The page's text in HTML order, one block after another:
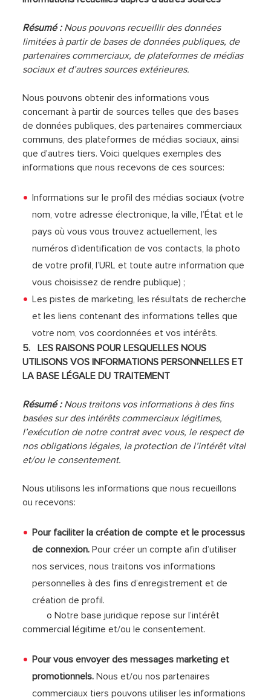
Résumé :Nous pouvons recueillir des données
limitées à partir de bases de données publiques, de
partenaires commerciaux, de plateformes de médias
sociaux et d’autres sources extérieures.
Nous pouvons obtenir des informations vous
concernant à partir de sources telles que des bases
de données publiques, des partenaires commerciaux
communs, des plateformes de médias sociaux, ainsi
que d'autres tiers. Voici quelques exemples des
informations que nous recevons de ces sources:
Informations sur le profil des médias sociaux (votre
nom, votre adresse électronique, la ville, l’État et le
pays où vous vous trouvez actuellement, les
numéros d’identification de vos contacts, la photo
de votre profil, l’URL et toute autre information que
vous choisissez de rendre publique) ;
Les pistes de marketing, les résultats de recherche
et les liens contenant des informations telles que
votre nom, vos coordonnées et vos intérêts.
5. LES RAISONS POUR LESQUELLES NOUS
UTILISONS VOS INFORMATIONS PERSONNELLES ET
LA BASE LÉGALE DU TRAITEMENT
Résumé :Nous traitons vos informations à des fins
basées sur des intérêts commerciaux légitimes,
l’exécution de notre contrat avec vous, le respect de
nos obligations légales, la protection de l’intérêt vital
et/ou le consentement.
Nous utilisons les informations que nous recueillons
ou recevons:
Pour faciliter la création de compte et le processus
de connexion.Pour créer un compte afin d’utiliser
nos services, nous traitons vos informations
personnelles à des fins d’enregistrement et de
création de profil.
o Notre base juridique repose sur l’intérêt
commercial légitime et/ou le consentement.
Pour vous envoyer des messages marketing et
promotionnels.Nous et/ou nos partenaires
commerciaux tiers pouvons utiliser les informations